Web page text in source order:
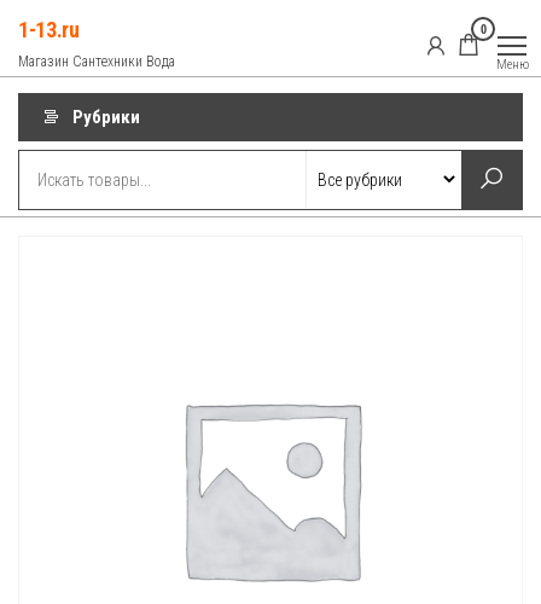
содержимому
1-13.ru
Магазин Сантехники Вода
0
Меню
Рубрики